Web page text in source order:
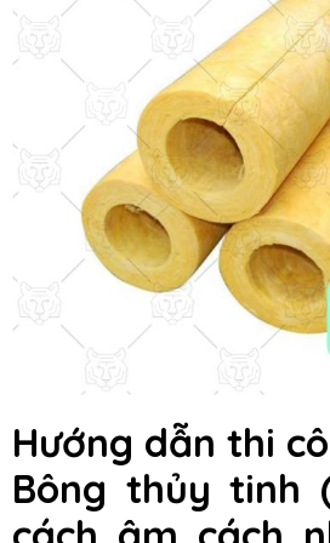
Hướng dẫn thi
Bông thủy tinh